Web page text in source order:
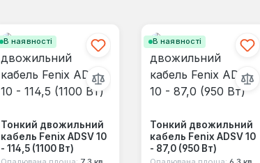
В наявності
Тонкий двожильний
кабель Fenix ADSV 10
- 114,5 (1100 Вт)
В наявності
Тонкий двожильний
кабель Fenix ADSV 10
- 87,0 (950 Вт)